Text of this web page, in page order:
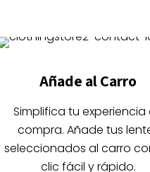
pueden
elegir
en
la
página
Añade al Carro
Simplifica tu experiencia
compra. Añade tus
seleccionados al carro
clic fácil y rápido.